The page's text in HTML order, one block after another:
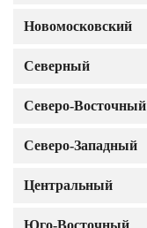
Новомосковский
Северный
Северо-Восточный
Северо-Западный
Центральный
Юго-Восточный